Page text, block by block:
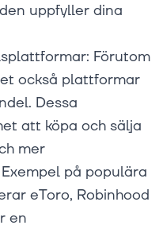
uppfyller dina
Förutom
också plattformar
Dessa
att köpa och sälja
mer
på populära
eToro, Robinhood
en